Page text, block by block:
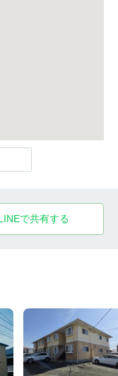
で共有する